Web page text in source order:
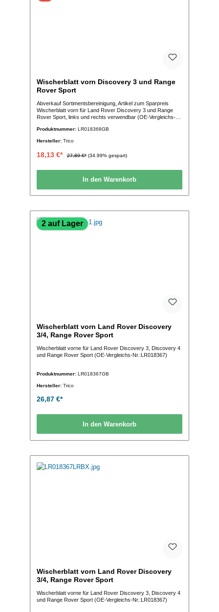
Wischerblatt vorn Discovery 3 und Range
Rover Sport
Abverkauf Sortimentsbereinigung, Artikel zum Sparpreis
Wischerblatt vorn für Land Rover Discovery 3 und Range
Rover Sport, links und rechts verwendbar (OE-Vergleichs-
Produktnummer: LR018368GB
Hersteller: Trico
18,13 €* 27,89 €* (34.99% gespart)
In den Warenkorb
2 auf Lager
Wischerblatt vorn Land Rover Discovery
3/4, Range Rover Sport
Wischerblatt vorne für Land Rover Discovery 3, Discovery 4
und Range Rover Sport (OE-Vergleichs-Nr.:LR018367)
Produktnummer: LR018367GB
Hersteller: Trico
26,87 €*
In den Warenkorb
Wischerblatt vorn Land Rover Discovery
3/4, Range Rover Sport
Wischerblatt vorne für Land Rover Discovery 3, Discovery 4
und Range Rover Sport (OE-Vergleichs-Nr.:LR018367)